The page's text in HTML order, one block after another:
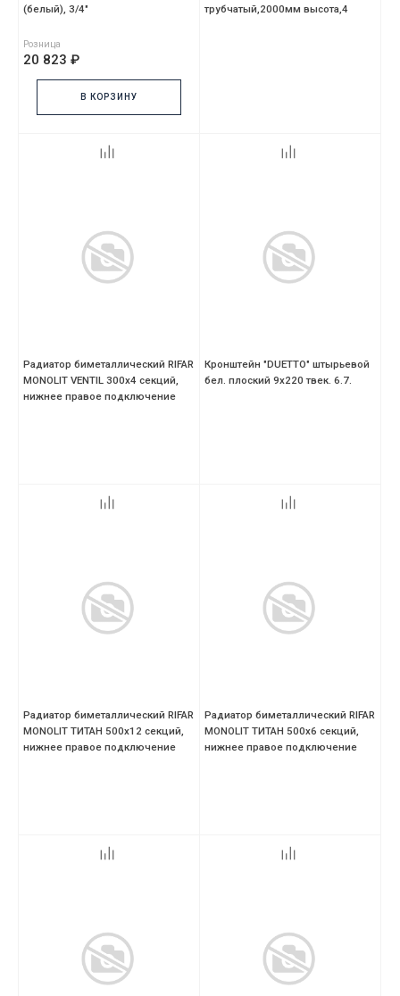
(белый), 3/4"
Розница
20 823 ₽
В КОРЗИНУ
трубчатый,2000мм высота,4
Радиатор биметаллический RIFAR
MONOLIT VENTIL 300х4 секций,
нижнее правое подключение
Кронштейн "DUETTO" штырьевой
бел. плоский 9х220 твек. 6.7.
Радиатор биметаллический RIFAR
MONOLIT ТИТАН 500х12 секций,
нижнее правое подключение
Радиатор биметаллический RIFAR
MONOLIT ТИТАН 500х6 секций,
нижнее правое подключение